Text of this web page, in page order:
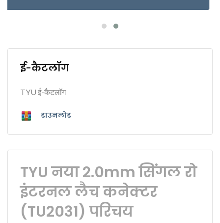
ई-कैटलॉग
TYU ई-कैटलॉग
डाउनलोड
TYU नया 2.0mm सिंगल रो
इंटरनल लैच कनेक्टर
(TU2031) परिचय